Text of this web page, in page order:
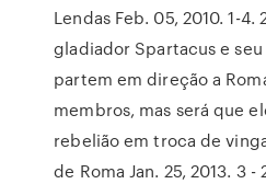
Lendas Feb. 05, 2010. 1-4.
gladiador Spartacus e
partem em direção a
membros, mas será que
rebelião em troca de
de Roma Jan. 25, 2013. 3